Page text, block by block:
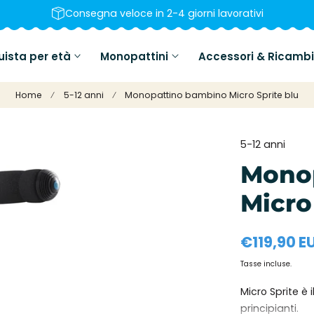
Consegna veloce in 2-4 giorni lavorativi
per età Monopattini Accessori & Ricambi
Home 5-12 anni Monopattino bambino Micro Sprite blu
5-12 anni
Prezzo
normale
€119,90
Tasse incluse.
Micro Sprite
principianti.